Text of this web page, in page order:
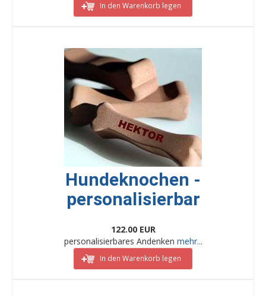
In den Warenkorb legen
Hundeknochen -
personalisierbar
122.00 EUR
personalisierbares Andenken mehr...
In den Warenkorb legen